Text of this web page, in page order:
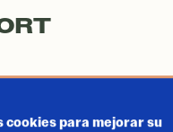
cookies para mejorar su